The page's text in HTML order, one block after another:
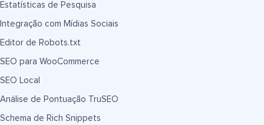
Estatísticas de Pesquisa
Integração com Mídias Sociais
Editor de Robots.txt
SEO para WooCommerce
SEO Local
Análise de Pontuação TruSEO
Schema de Rich Snippets